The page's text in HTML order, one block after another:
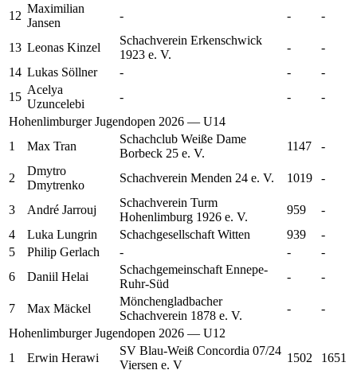
12
Maximilian
Jansen
- - -
13 Leonas Kinzel
Schachverein Erkenschwick
1923 e. V.
-
-
14 Lukas Söllner - -
-
15
Acelya
Uzuncelebi
- -
-
Hohenlimburger Jugendopen 2026 — U14
1
Max Tran
Schachclub Weiße Dame
Borbeck 25 e. V.
1147 -
2
Dmytro
Dmytrenko
Schachverein Menden 24 e. V. 1019 -
3 André Jarrouj
Schachverein Turm
Hohenlimburg 1926 e. V.
959
-
4
Luka Lungrin Schachgesellschaft Witten 939
-
5
Philip Gerlach - -
-
6
Daniil Helai
Schachgemeinschaft Ennepe-
Ruhr-Süd
- -
7 Max Mäckel
Mönchengladbacher
Schachverein 1878 e. V.
-
-
Hohenlimburger Jugendopen 2026 — U12
1
Erwin Herawi
SV Blau-Weiß Concordia 07/24
Viersen e. V
1502 1651